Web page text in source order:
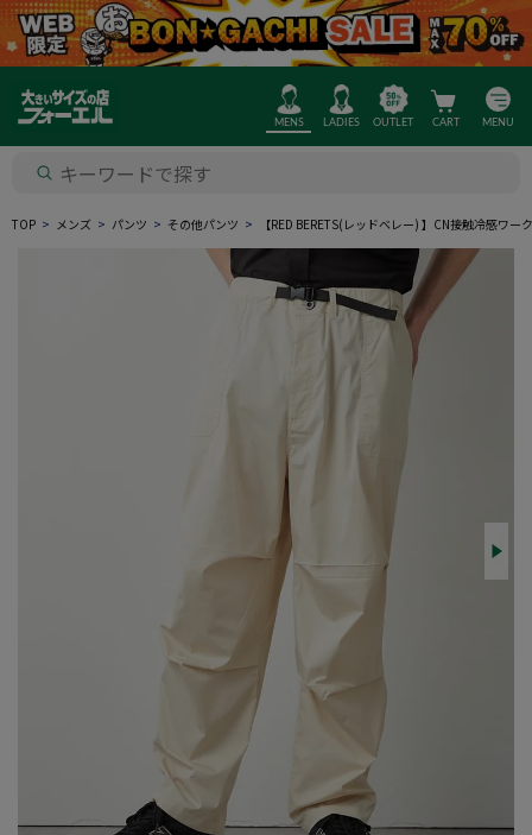
MENS LADIES OUTLET CART MENU
TOP メンズ パンツ その他パンツ 【RED BERETS(レッドベレー) 】CN接触冷感ワー